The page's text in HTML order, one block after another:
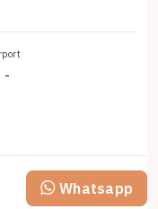
-
Whatsapp